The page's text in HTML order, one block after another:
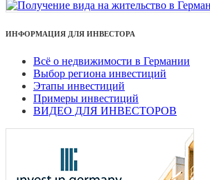
ИНФОРМАЦИЯ ДЛЯ ИНВЕСТОРА
Всё о недвижимости в Германии
Выбор региона инвестиций
Этапы инвестиций
Примеры инвестиций
ВИДЕО ДЛЯ ИНВЕСТОРОВ